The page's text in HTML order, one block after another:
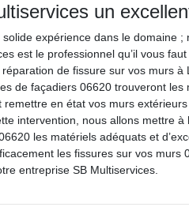
un
solide expérience dans le domaine ;
est le professionnel qu’il vous
de fissure sur vos murs à
de façadiers 06620 trouveront les
remettre en état vos murs
intervention, nous allons mettre à
les matériels adéquats et
les fissures sur vos murs
entreprise SB Multiservices.